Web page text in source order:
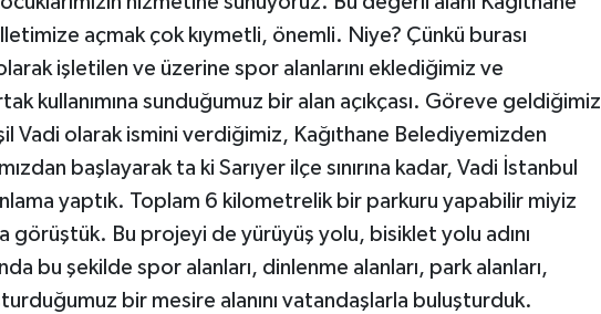
açmak çok kıymetli, önemli. Niye? Çünkü burası
işletilen ve üzerine spor alanlarını eklediğimiz ve
kullanımına sunduğumuz bir alan açıkçası. Göreve geldiğimiz
Vadi olarak ismini verdiğimiz, Kağıthane Belediyemizden
başlayarak ta ki Sarıyer ilçe sınırına kadar, Vadi İstanbul
yaptık. Toplam 6 kilometrelik bir parkuru yapabilir miyiz
görüştük. Bu projeyi de yürüyüş yolu, bisiklet yolu adını
bu şekilde spor alanları, dinlenme alanları, park alanları,
bir mesire alanını vatandaşlarla buluşturduk.